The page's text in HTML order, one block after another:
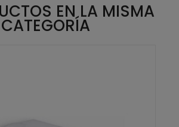
EN LA MISMA
CATEGORÍA